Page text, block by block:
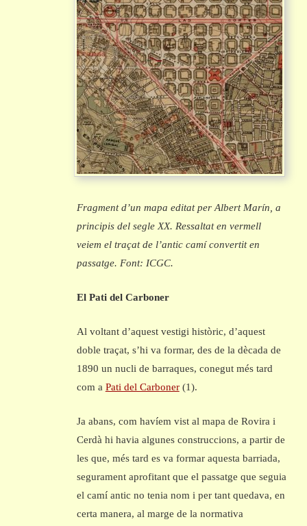
Fragment d’un mapa editat per Albert Marín, a
principis del segle XX. Ressaltat en vermell
veiem el traçat de l’antic camí convertit en
passatge. Font: ICGC.
El Pati del Carboner
Al voltant d’aquest vestigi històric, d’aquest
doble traçat, s’hi va formar, des de la dècada de
1890 un nucli de barraques, conegut més tard
com a Pati del Carboner(1).
Ja abans, com havíem vist al mapa de Rovira i
Cerdà hi havia algunes construccions, a partir de
les que, més tard es va formar aquesta barriada,
segurament aprofitant que el passatge que seguia
el camí antic no tenia nom i per tant quedava, en
certa manera, al marge de la normativa